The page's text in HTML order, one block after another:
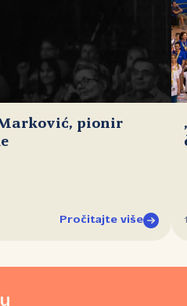
pionir
Pročitajte više